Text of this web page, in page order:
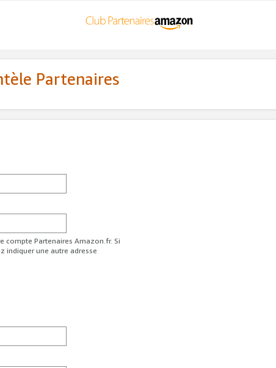
Partenaires
compte Partenaires Amazon.fr. Si
indiquer une autre adresse